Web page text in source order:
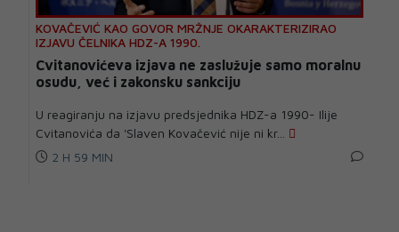
KOVAČEVIĆ KAO GOVOR MRŽNJE OKARAKTERIZIRAO
IZJAVU ČELNIKA HDZ-A 1990.
Cvitanovićeva izjava ne zaslužuje samo moralnu
osudu, već i zakonsku sankciju
U reagiranju na izjavu predsjednika HDZ-a 1990- Ilije
Cvitanovića da 'Slaven Kovačević nije ni kr...
2 H 59 MIN